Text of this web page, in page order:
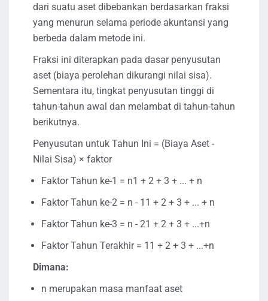
dari suatu aset dibebankan berdasarkan fraksi
yang menurun selama periode akuntansi yang
berbeda dalam metode ini.
Fraksi ini diterapkan pada dasar penyusutan
aset (biaya perolehan dikurangi nilai sisa).
Sementara itu, tingkat penyusutan tinggi di
tahun-tahun awal dan melambat di tahun-tahun
berikutnya.
Penyusutan untuk Tahun Ini = (Biaya Aset -
Nilai Sisa) × faktor
Faktor Tahun ke-1 = n1 + 2 + 3 + ... + n
Faktor Tahun ke-2 = n - 11 + 2 + 3 + ... + n
Faktor Tahun ke-3 = n - 21 + 2 + 3 + ...+n
Faktor Tahun Terakhir = 11 + 2 + 3 + ...+n
Dimana:
n merupakan masa manfaat aset